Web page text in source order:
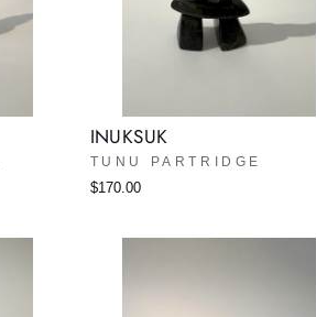
INUKSUK
TUNU PARTRIDGE
$170.00